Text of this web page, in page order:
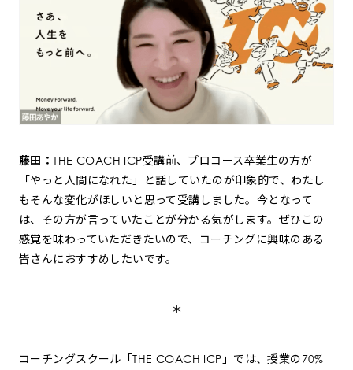
藤田：THE COACH ICP受講前、プロコース卒業生の方が
「やっと人間になれた」と話していたのが印象的で、わたし
もそんな変化がほしいと思って受講しました。今となって
は、その方が言っていたことが分かる気がします。ぜひこの
感覚を味わっていただきたいので、コーチングに興味のある
皆さんにおすすめしたいです。
＊
コーチングスクール「THE COACH ICP」では、授業の70%